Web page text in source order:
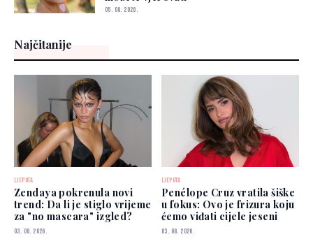
05. 08. 2026.
Najčitanije
LJEPOTA
Zendaya pokrenula novi
trend: Da li je stiglo vrijeme
za "no mascara" izgled?
03. 08. 2026.
LJEPOTA
Penélope Cruz vratila šiške
u fokus: Ovo je frizura koju
ćemo viđati cijele jeseni
03. 08. 2026.